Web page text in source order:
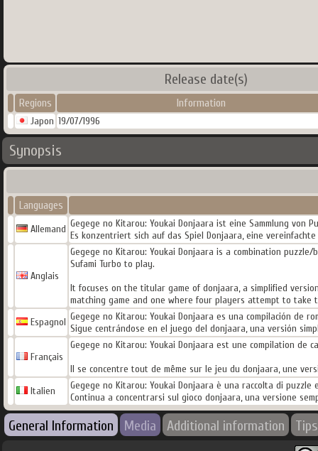
Release date(s)
Regions Information
Japon 19/07/1996
Synopsis
Languages
Allemand Gegege no Kitarou: Youkai Donjaara ist eine Sammlung von
Es konzentriert sich auf das Spiel Donjaara, eine
Anglais
Gegege no Kitarou: Youkai Donjaara is a combination
Sufami Turbo to play.
It focuses on the titular game of donjaara, a simplified
matching game and one where four players attempt to
Espagnol Gegege no Kitarou: Youkai Donjaara es una compilación de
Sigue centrándose en el juego del donjaara, una versión
Français
Gegege no Kitarou: Youkai Donjaara est une compilation
Il se concentre tout de même sur le jeu du donjaara, une
Italien
Gegege no Kitarou: Youkai Donjaara è una raccolta di
Continua a concentrarsi sul gioco donjaara, una versione
General Information Media Additional information Tips